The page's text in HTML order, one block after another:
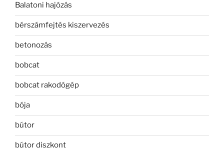
Balatoni hajózás
bérszámfejtés kiszervezés
betonozás
bobcat
bobcat rakodógép
bója
bútor
bútor diszkont